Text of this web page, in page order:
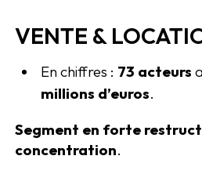
VENTE &
En chiffres : 73 acteurs
millions d’euros.
Segment en forte
concentration.